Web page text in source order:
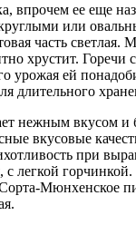
впрочем ее еще
или
часть светлая.
хрустит. Горечи
урожая ей
длительного
нежным вкусом и
вкусовые
при
с легкой
Мюнхенское